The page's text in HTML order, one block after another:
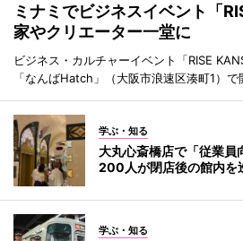
ミナミでビジネスイベント「
家やクリエーター一堂に
ビジネス・カルチャーイベント「RISE
「なんばHatch」（大阪市浪速区湊町1）で
学ぶ・知る
大丸心斎橋店で「従業
200人が閉店後の館内を
学ぶ・知る